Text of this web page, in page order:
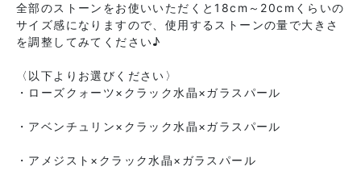
全部のストーンをお使いいただくと18cm～20cmくらいの
サイズ感になりますので、使用するストーンの量で大きさ
を調整してみてください♪
〈以下よりお選びください〉
・ローズクォーツ×クラック水晶×ガラスパール
・アベンチュリン×クラック水晶×ガラスパール
・アメジスト×クラック水晶×ガラスパール